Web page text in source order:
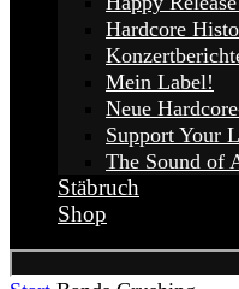
Hardcore
Mein Label!
Neue
Support Your
The Sound of
Stäbruch
Shop